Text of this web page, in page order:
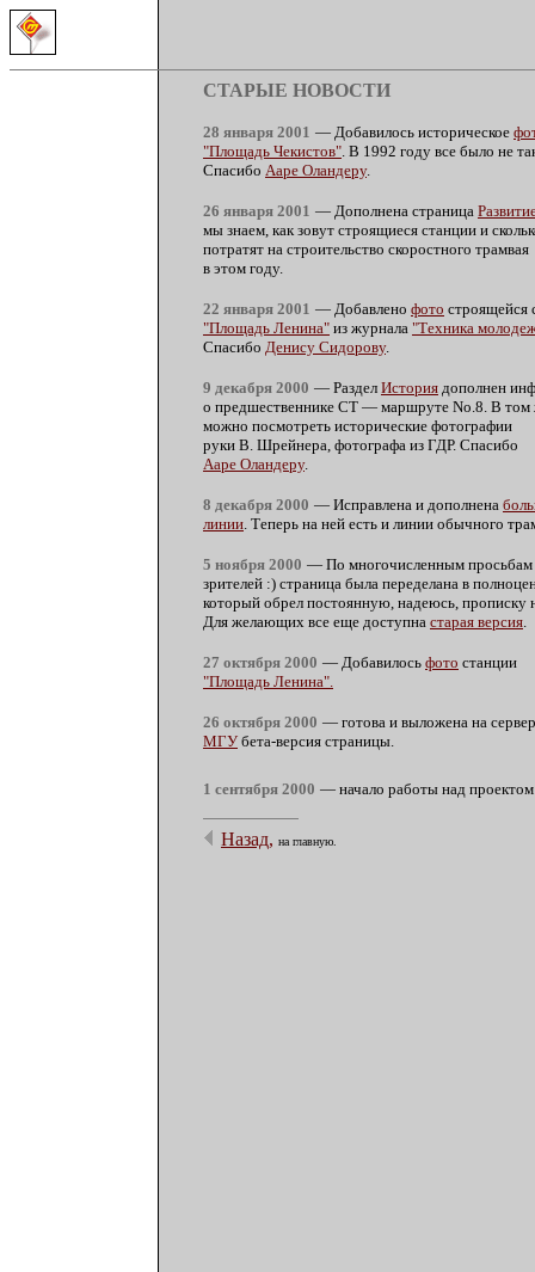
СТАРЫЕ НОВОСТИ
28 января 2001 — Добавилось историческое
"Площадь Чекистов". В 1992 году все было не
Спасибо Ааре Оландеру.
26 января 2001 — Дополнена страница
мы знаем, как зовут строящиеся станции и
потратят на строительство скоростного трамвая
в этом году.
22 января 2001 — Добавлено фото строящейся
"Площадь Ленина" из журнала "Техника
Спасибо Денису Сидорову.
9 декабря 2000 — Раздел История дополнен
о предшественнике СТ — маршруте No.8. В том
можно посмотреть исторические фотографии
руки В. Шрейнера, фотографа из ГДР. Спасибо
Ааре Оландеру.
8 декабря 2000 — Исправлена и дополнена
линии. Теперь на ней есть и линии обычного
5 ноября 2000 — По многочисленным просьбам
зрителей :) страница была переделана в
который обрел постоянную, надеюсь, прописку
Для желающих все еще доступна старая версия.
27 октября 2000 — Добавилось фото станции
"Площадь Ленина".
26 октября 2000 — готова и выложена на
МГУ бета-версия страницы.
1 сентября 2000 — начало работы над
Назад, на главную.